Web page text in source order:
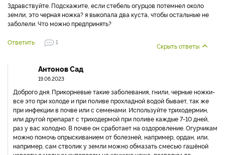
Здравствуйте. Подскажите, если стебель огурцов потемнел около
земли, это черная ножка? я выкопала два куста, чтобы остальные не
заболели. Что можно предпринять?
Ответить 1 Скрыть ответы
Антонов Сад
19.06.2023
Доброго дня. Прикорневые такие заболевания, гнили, черные ножки-
все это при холоде и при поливе прохладной водой бывает, так же
при инфекции в почве или с семенами. Используйте триходермин,
или другой препарат с триходермой при поливе каждые 7-10 дней,
раз у вас холодно. В почве он сработает на оздоровление. Огурчикам
можно помочь опрыскиванием от болезней, например, ордан, или,
например, сам стволик у земли можно обмазать смесью гашёной